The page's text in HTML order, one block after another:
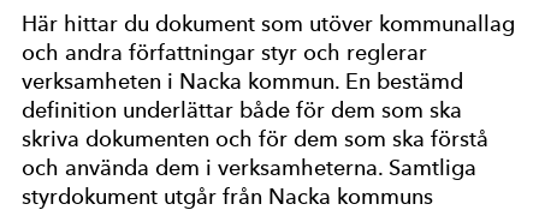
Här hittar du dokument som utöver kommunallag
och andra författningar styr och reglerar
verksamheten i Nacka kommun. En bestämd
definition underlättar både för dem som ska
skriva dokumenten och för dem som ska förstå
och använda dem i verksamheterna. Samtliga
styrdokument utgår från Nacka kommuns